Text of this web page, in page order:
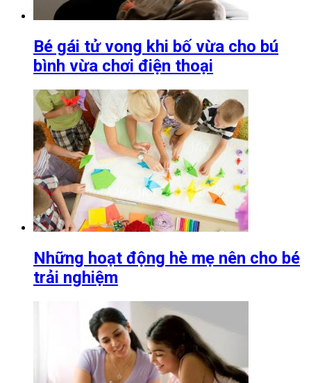
Bé gái tử vong khi bố vừa cho bú
bình vừa chơi điện thoại
Những hoạt động hè mẹ nên cho bé
trải nghiệm